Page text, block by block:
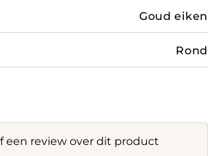
Goud eiken
Rond
een review over dit product